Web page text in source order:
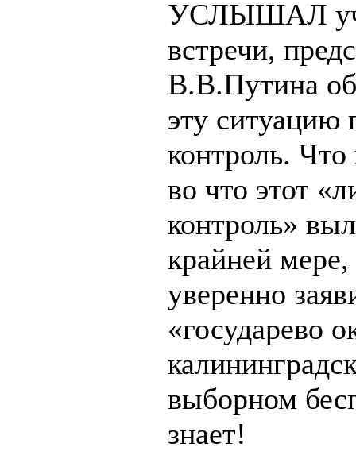
УСЛЫШАЛ
встречи,
В.В.Путина
эту ситуацию
контроль.
во что этот
контроль»
крайней
уверенно
«государево
выборном
знает!